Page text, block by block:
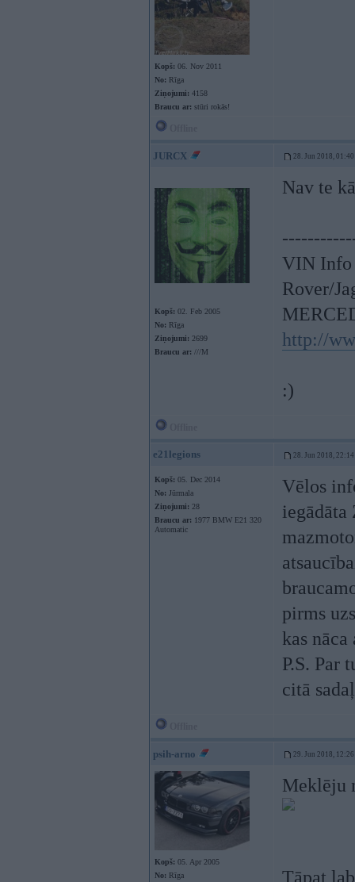
Kopš: 06. Nov 2011
No: Rīga
Ziņojumi: 4158
Braucu ar: stūri rokās!
JURCX 28. Jun 2018, 01:40
Kopš: 02. Feb 2005
No: Rīga
Ziņojumi: 2699
Braucu ar: ///M
Nav te
VIN Info
Rover/
http://
:)
e21legions 28. Jun 2018, 22:14
Kopš: 05. Dec 2014
No: Jūrmala
Ziņojumi: 28
Braucu ar: 1977 BMW E21 320
Automatic
Vēlos
iegādāta
pirms
kas
P.S. Par
citā
psih-arno 29. Jun 2018, 12:26
Kopš: 05. Apr 2005
No: Rīga
Meklēju
Tāpat